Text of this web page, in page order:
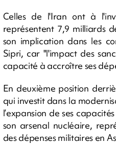
Celles de l'Iran ont à
représentent 7,9 milliards
son implication dans les
Sipri, car "l'impact des
capacité à accroître ses
En deuxième position
qui investit dans la
l’expansion de ses
son arsenal nucléaire,
des dépenses militaires en